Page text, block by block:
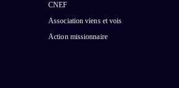
CNEF
Association viens et vois
Action missionnaire